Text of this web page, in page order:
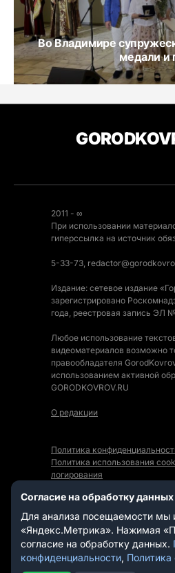
Во Владимире
медали и
2011 - ∞
При использовании
гиперссылка на источник
5-33-73,
Издание: сетевое издание
зарегистрировано
года, реестровая запись ЭЛ
Любое использование
видеоматериалов возможно
правообладателя
использованием активной
GORODKOVROV.RU
О редакции
Политика
Политика использования
логирования
Мы в
Согласие на обработку данных
Для анализа посещаемости мы
«Яндекс.Метрика». Нажимая
согласие на обработку данных.
конфиденциальности, Политика